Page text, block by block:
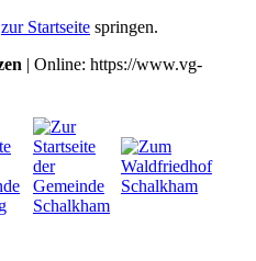
zur Startseite springen.
| Online: https://www.vg-